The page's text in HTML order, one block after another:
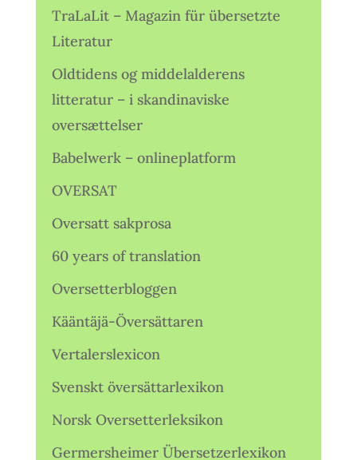
TraLaLit – Magazin für übersetzte
Literatur
Oldtidens og middelalderens
litteratur – i skandinaviske
oversættelser
Babelwerk – onlineplatform
OVERSAT
Oversatt sakprosa
60 years of translation
Oversetterbloggen
Kääntäjä-Översättaren
Vertalerslexicon
Svenskt översättarlexikon
Norsk Oversetterleksikon
Germersheimer Übersetzerlexikon